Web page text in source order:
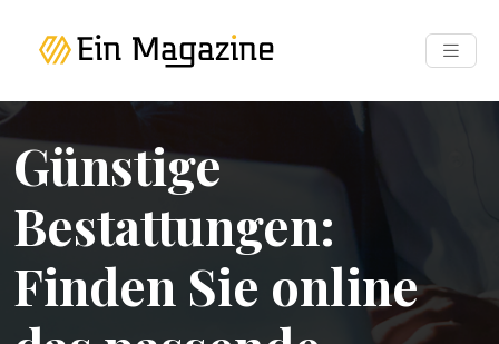
Günstige
Bestattungen:
Finden Sie online